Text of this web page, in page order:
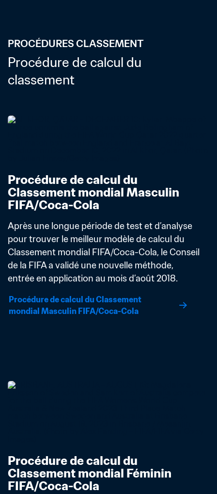
PROCÉDURES CLASSEMENT
Procédure de calcul du
classement
Procédure de calcul du
Classement mondial Masculin
FIFA/Coca-Cola
Après une longue période de test et d’analyse
pour trouver le meilleur modèle de calcul du
Classement mondial FIFA/Coca-Cola, le Conseil
de la FIFA a validé une nouvelle méthode,
entrée en application au mois d’août 2018.
Procédure de calcul du Classement
mondial Masculin FIFA/Coca-Cola
Procédure de calcul du
Classement mondial Féminin
FIFA/Coca-Cola